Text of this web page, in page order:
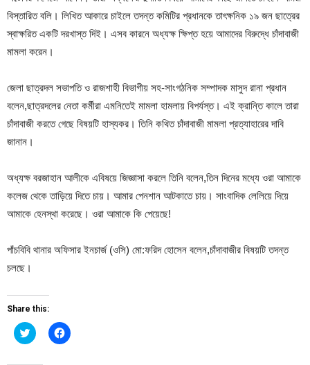
বিস্তারিত বলি। লিখিত আকারে চাইলে তদন্ত কমিটির প্রধানকে তাৎক্ষনিক ১৯ জন ছাত্রের
স্বাক্ষরিত একটি দরখাস্ত দিই। এসব কারনে অধ্যক্ষ ক্ষিপ্ত হয়ে আমাদের বিরুদ্ধে চাঁদাবাজী
মামলা করেন।
জেলা ছাত্রদল সভাপতি ও রাজশাহী বিভাগীয় সহ-সাংগঠনিক সম্পাদক মাসুদ রানা প্রধান
বলেন,ছাত্রদলের নেতা কর্মীরা এমনিতেই মামলা হামলায় বিপর্যস্ত। এই ক্রান্তি কালে তারা
চাঁদাবাজী করতে গেছে বিষয়টি হাস্যকর। তিনি কথিত চাঁদাবাজী মামলা প্রত্যাহারের দাবি
জানান।
অধ্যক্ষ বরজাহান আলীকে এবিষয়ে জিজ্ঞাসা করলে তিনি বলেন,তিন দিনের মধ্যে ওরা আমাকে
কলেজ থেকে তাড়িয়ে দিতে চায়। আমার পেনশান আটকাতে চায়। সাংবাদিক লেলিয়ে দিয়ে
আমাকে হেনস্থা করেছে। ওরা আমাকে কি পেয়েছে!
পাঁচবিবি থানার অফিসার ইনচার্জ (ওসি) মো:ফরিদ হোসেন বলেন,চাঁদাবাজীর বিষয়টি তদন্ত
চলছে।
Share this:
Click
to
Click
to